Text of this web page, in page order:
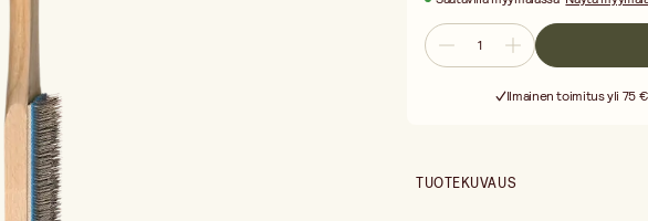
Miten viila puhdistetaan? Pidä
suuntaisesti. Toista, kunnes
Ilmainen toimitus yli 75
TUOTEKUVAUS